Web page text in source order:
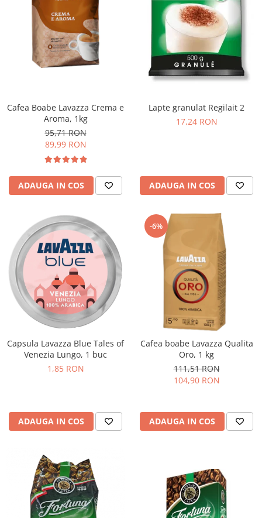
Cafea Boabe Lavazza Crema e
Aroma, 1kg
95,71 RON
89,99 RON
ADAUGA IN COS
Lapte granulat Regilait 2
17,24 RON
ADAUGA IN COS
Capsula Lavazza Blue Tales of
Venezia Lungo, 1 buc
1,85 RON
ADAUGA IN COS
-6%
Cafea boabe Lavazza Qualita
Oro, 1 kg
111,51 RON
104,90 RON
ADAUGA IN COS